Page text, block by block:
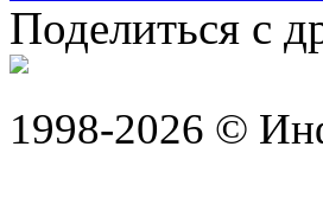
Поделиться с
1998-2026 ©